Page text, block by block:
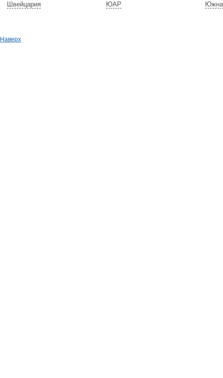
Швейцария
ЮАР
Наверх